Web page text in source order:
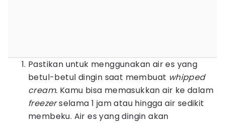
Pastikan untuk menggunakan air es yang
betul-betul dingin saat membuat whipped
cream. Kamu bisa memasukkan air ke dalam
freezerselama 1 jam atau hingga air sedikit
membeku. Air es yang dingin akan